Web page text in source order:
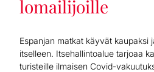
lomailijoille
Espanjan matkat käyvät kaupaksi
itselleen. Itsehallintoalue tarjoaa
turisteille ilmaisen Covid-